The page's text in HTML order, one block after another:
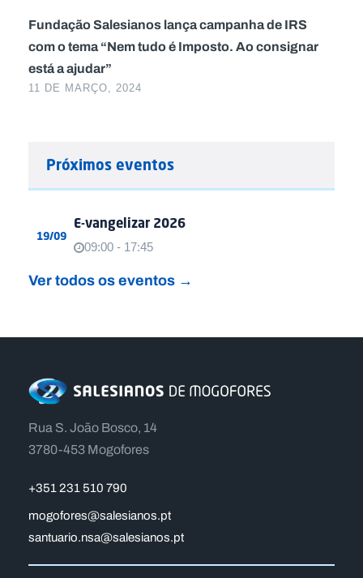
Fundação Salesianos lança campanha de IRS
com o tema “Nem tudo é Imposto. Ao consignar
está a ajudar”
11 DE MARÇO, 2024
Próximos eventos
19/09
E-vangelizar 2026
09:00 - 17:45
Ver todos os eventos →
Rua S. João Bosco, 14
3780-453 Mogofores
+351 231 510 790
mogofores@salesianos.pt
santuario.nsa@salesianos.pt